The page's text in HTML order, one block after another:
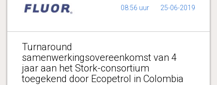
08:56 uur 25-06-2019
Turnaround
samenwerkingsovereenkomst van 4
jaar aan het Stork-consortium
toegekend door Ecopetrol in Colombia